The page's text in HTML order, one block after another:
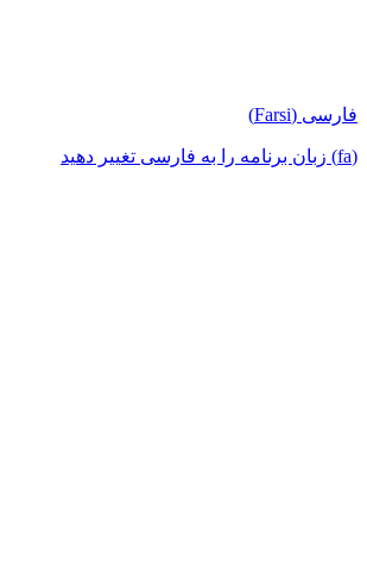
فارسی (Farsi)
(fa) زبان برنامه را به فارسی تغییر دهید